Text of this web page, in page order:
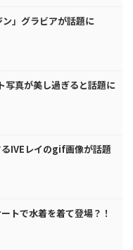
」グラビアが話題に
写真が美し過ぎると話題に
IVEレイのgif画像が話題
トで水着を着て登場？！